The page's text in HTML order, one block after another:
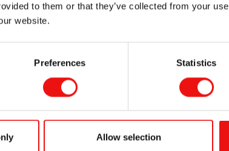
to them or that they’ve collected from your
website.
Preferences Statistics
Allow selection